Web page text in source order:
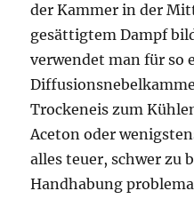
der Kammer in der
gesättigtem Dampf
verwendet man für so
Trockeneis zum
Aceton oder
alles teuer, schwer zu
Handhabung